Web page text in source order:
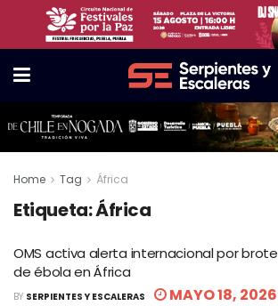
Home Tag África
Etiqueta:África
OMS activa alerta internacional por brote
de ébola en África
BY SERPIENTES Y ESCALERAS MAYO 18, 2026